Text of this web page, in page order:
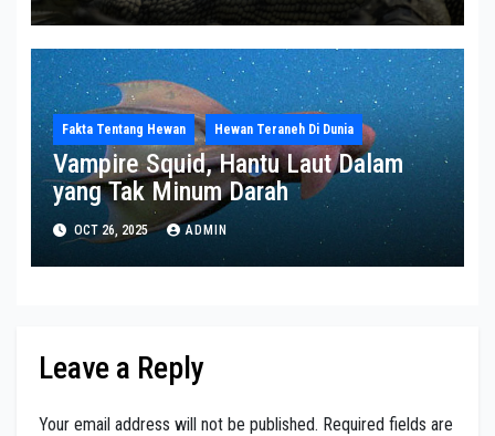
Fakta Tentang Hewan Hewan Teraneh Di Dunia
Vampire Squid, Hantu Laut Dalam
yang Tak Minum Darah
OCT 26, 2025 ADMIN
Leave a Reply
Your email address will not be published. Required fields are